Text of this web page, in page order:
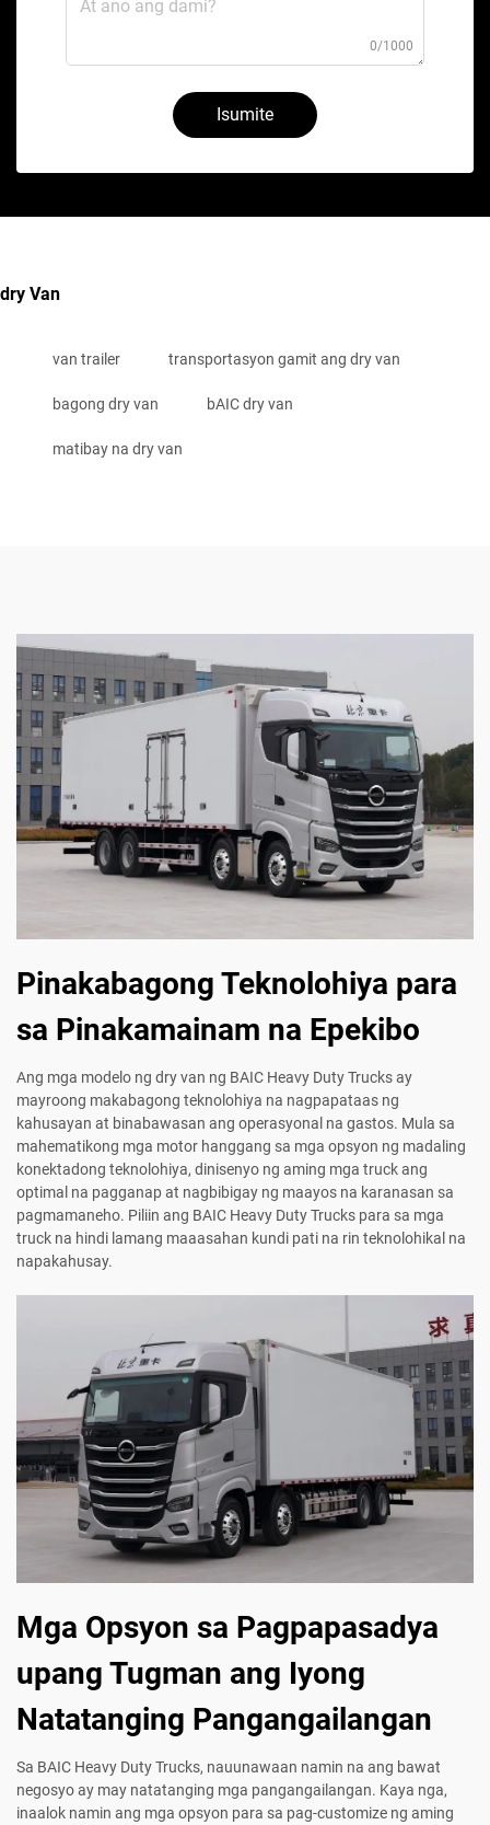
0/1000
Isumite
dry Van
van trailer transportasyon gamit ang dry van
bagong dry van bAIC dry van
matibay na dry van
Pinakabagong Teknolohiya para
sa Pinakamainam na Epekibo
Ang mga modelo ng dry van ng BAIC Heavy Duty Trucks ay
mayroong makabagong teknolohiya na nagpapataas ng
kahusayan at binabawasan ang operasyonal na gastos. Mula sa
mahematikong mga motor hanggang sa mga opsyon ng madaling
konektadong teknolohiya, dinisenyo ng aming mga truck ang
optimal na pagganap at nagbibigay ng maayos na karanasan sa
pagmamaneho. Piliin ang BAIC Heavy Duty Trucks para sa mga
truck na hindi lamang maaasahan kundi pati na rin teknolohikal na
napakahusay.
Mga Opsyon sa Pagpapasadya
upang Tugman ang Iyong
Natatanging Pangangailangan
Sa BAIC Heavy Duty Trucks, nauunawaan namin na ang bawat
negosyo ay may natatanging mga pangangailangan. Kaya nga,
inaalok namin ang mga opsyon para sa pag-customize ng aming